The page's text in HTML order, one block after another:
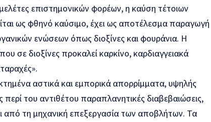
επιστημονικών φορέων, η καύση τέτοιων
ως φθηνό καύσιμο, έχει ως αποτέλεσμα παραγωγή
ενώσεων όπως διοξίνες και φουράνια. Η
σε διοξίνες προκαλεί καρκίνο, καρδιαγγειακά
αστικά και εμπορικά απορρίμματα, υψηλής
του αντιθέτου παραπλανητικές διαβεβαιώσεις,
από τη μηχανική επεξεργασία των αποβλήτων. Τα